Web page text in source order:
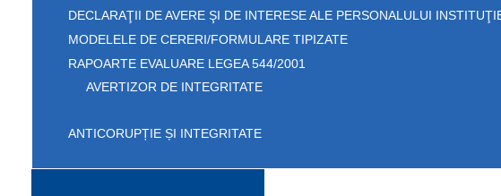
DECLARAŢII DE AVERE ŞI DE INTERESE ALE PERSONALULUI
MODELELE DE CERERI/FORMULARE TIPIZATE
RAPOARTE EVALUARE LEGEA 544/2001
AVERTIZOR DE INTEGRITATE
ANTICORUPȚIE ȘI INTEGRITATE